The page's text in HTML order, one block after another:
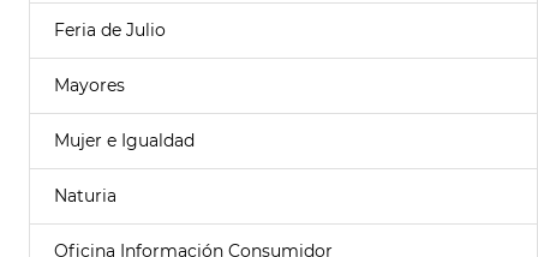
Feria de Julio
Mayores
Mujer e Igualdad
Naturia
Oficina Información Consumidor